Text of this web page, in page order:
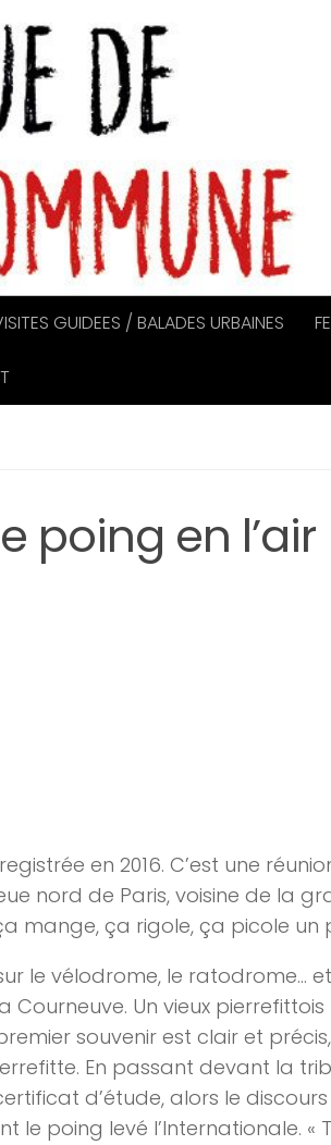
GUIDEES / BALADES URBAINES
poing en l’air
en 2016. C’est une
nord de Paris, voisine de la
mange, ça rigole, ça picole un
le vélodrome, le ratodrome…
Un vieux
souvenir est clair et
En passant devant la
d’étude, alors le discours
poing levé l’Internationale. «